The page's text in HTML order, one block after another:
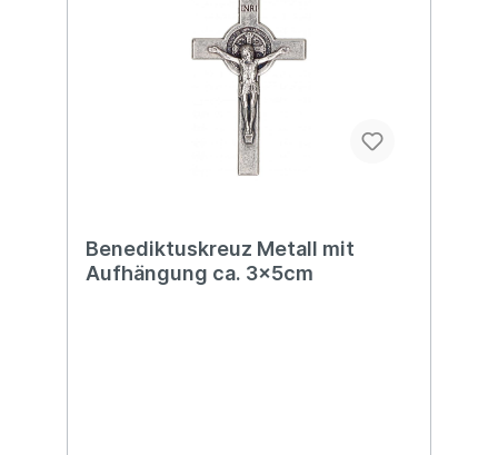
Benediktuskreuz Metall mit
Aufhängung ca. 3x5cm